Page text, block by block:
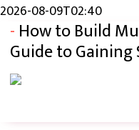
बिना किसी साइड इफेक्ट
फेस ग्लो बढ़ाने के लिए
2026-08-09T02:40
- How to Build
Guide to